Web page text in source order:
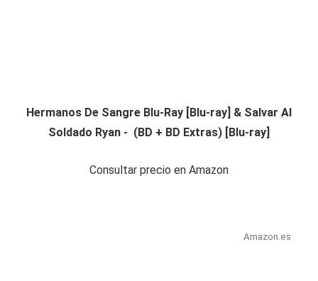
Hermanos De Sangre Blu-Ray [Blu-ray] & Salvar Al
Soldado Ryan - (BD + BD Extras) [Blu-ray]
Consultar precio en Amazon
Amazon.es